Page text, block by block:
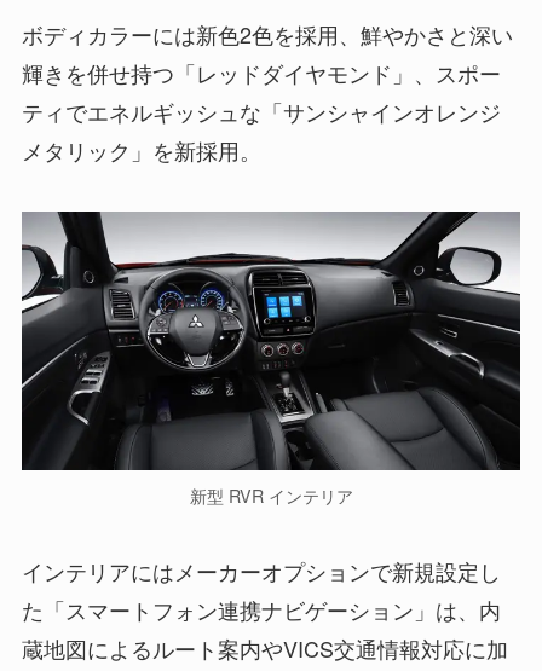
ボディカラーには新色2色を採用、鮮やかさと深い
輝きを併せ持つ「レッドダイヤモンド」、スポー
ティでエネルギッシュな「サンシャインオレンジ
メタリック」を新採用。
新型 RVR インテリア
インテリアにはメーカーオプションで新規設定し
た「スマートフォン連携ナビゲーション」は、内
蔵地図によるルート案内やVICS交通情報対応に加